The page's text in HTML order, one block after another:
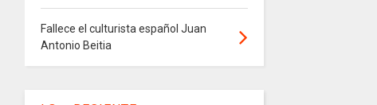
Fallece el culturista español Juan
Antonio Beitia